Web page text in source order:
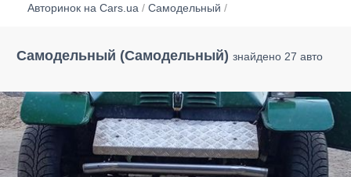
Авторинок на Cars.ua / Самодельный /
Самодельный (Самодельный) знайдено 27 авто